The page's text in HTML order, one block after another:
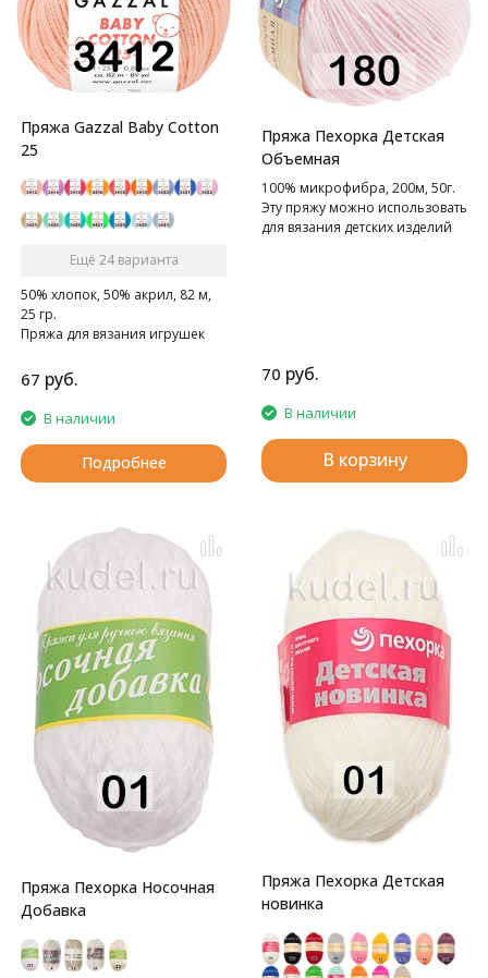
Пряжа Gazzal Baby Cotton
25
Ещё 24 варианта
50% хлопок, 50% акрил, 82 м,
25 гр.
Пряжа для вязания игрушек
67 руб.
В наличии
Подробнее
Пряжа Пехорка Детская
Объемная
100% микрофибра, 200м, 50г.
Эту пряжу можно использовать
для вязания детских изделий
для грудничков и детей более
70 руб.
В наличии
В корзину
Пряжа Пехорка Носочная
Добавка
Пряжа Пехорка Детская
новинка